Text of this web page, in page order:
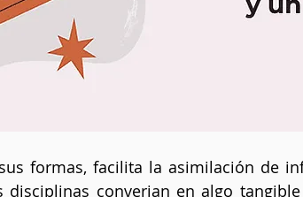
formas, facilita la asimilación de
disciplinas converjan en algo